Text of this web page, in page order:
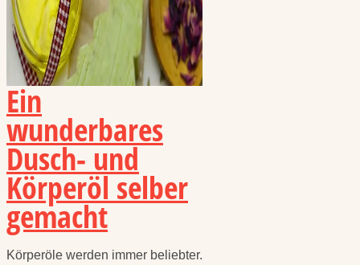
Ein
wunderbares
Dusch- und
Körperöl selber
gemacht
Körperöle werden immer beliebter.